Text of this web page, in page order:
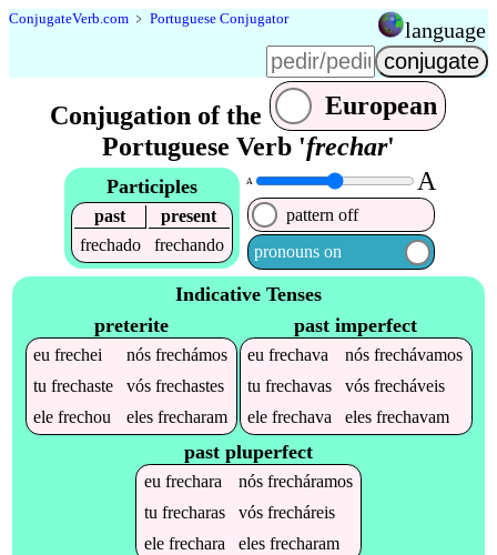
ConjugateVerb.com ﹥ Portuguese Conjugator language
Conjugation of the
European
Portuguese Verb 'frechar'
Participles
past
present
frechado
frechando
A A
pattern off
pronouns on
Indicative Tenses
preterite
eufrechei nósfrechámos
tufrechaste vósfrechastes
elefrechou elesfrecharam
past imperfect
eufrechava nósfrechávamos
tufrechavas vósfrecháveis
elefrechava elesfrechavam
past pluperfect
eu frechara nós frecháramos
tu frecharas vós frecháreis
ele frechara eles frecharam